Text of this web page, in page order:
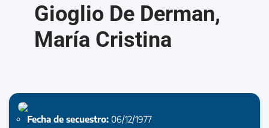
Gioglio De Derman,
María Cristina
Fecha de secuestro: 06/12/1977